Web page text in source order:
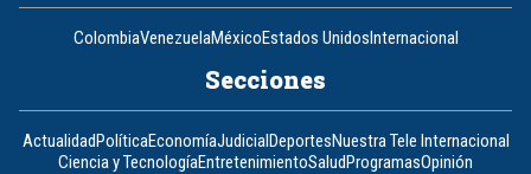
ColombiaVenezuelaMéxicoEstados UnidosInternacional
Secciones
ActualidadPolíticaEconomíaJudicialDeportesNuestra Tele Internacional
Ciencia y TecnologíaEntretenimientoSaludProgramasOpinión